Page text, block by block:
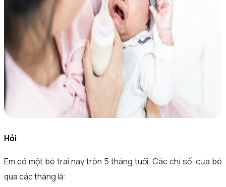
Hỏi
Em có một bé trai nay tròn 5 tháng tuổi. Các chỉ số của bé
qua các tháng là: